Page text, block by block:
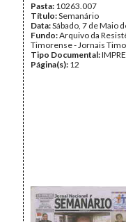
Pasta: 10263.007
Título:Semanário
Data:Sábado, 7 de Maio
Fundo:Arquivo da
Timorense - Jornais
Tipo Documental:
Página(s): 12